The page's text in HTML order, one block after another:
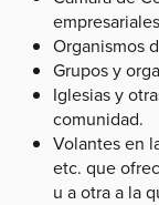
Organismos
Grupos y
Iglesias y
comunidad.
Volantes en
etc. que
u a otra a la